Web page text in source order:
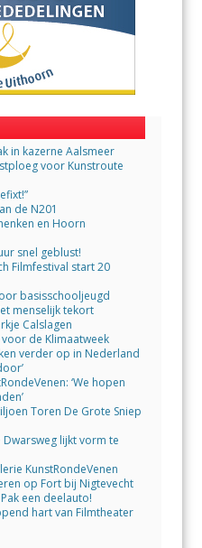
in kazerne Aalsmeer
voor Kunstroute
de N201
en Hoorn
snel geblust!
Filmfestival start 20
basisschooljeugd
menselijk tekort
Calslagen
de Klimaatweek
verder op in Nederland
‘We hopen
Toren De Grote Sniep
lijkt vorm te
KunstRondeVenen
op Fort bij Nigtevecht
een deelauto!
hart van Filmtheater